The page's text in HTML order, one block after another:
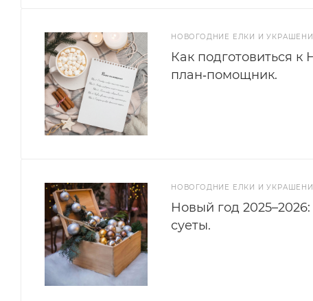
НОВОГОДНИЕ ЕЛКИ И
Как подготовиться к
план‑помощник.
НОВОГОДНИЕ ЕЛКИ И
Новый год
суеты.